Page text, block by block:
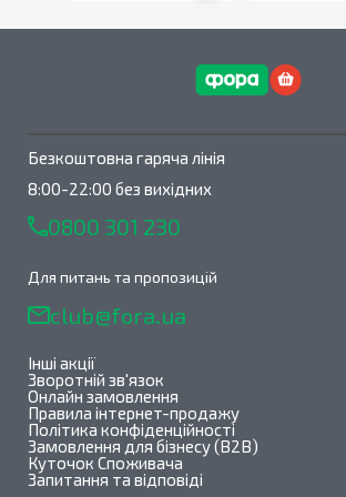
Безкоштовна гаряча лінія
8:00-22:00 без вихідних
0800 301 230
Для питань та пропозицій
club@fora.ua
Інші акції
Зворотній зв'язок
Онлайн замовлення
Правила інтернет-продажу
Політика конфіденційності
Замовлення для бізнесу (B2B)
Куточок Споживача
Запитання та відповіді